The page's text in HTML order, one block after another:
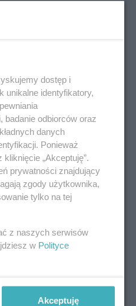
dostęp i
unikalne identyfikatory,
odbiorców oraz
danych
Ponieważ
„Akceptuję”.
prywatności znajdujący
zgody użytkownika,
tylko na tej
z naszych serwisów
w Polityce
Akceptuję